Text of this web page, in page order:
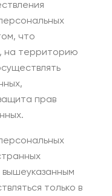
что
на территорию
прав
только в